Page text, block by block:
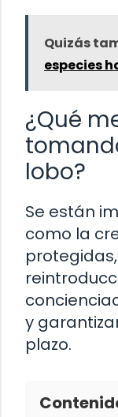
Quizás
especies
¿Qué
lobo?
Se están
como la
y
plazo.